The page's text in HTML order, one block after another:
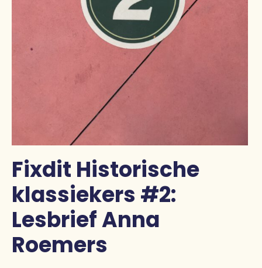
Fixdit Historische
klassiekers #2:
Lesbrief Anna
Roemers